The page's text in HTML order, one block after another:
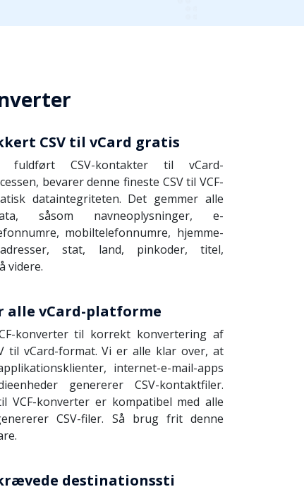
CSV til vCard gratis
CSV-kontakter til vCard-
bevarer denne fineste CSV til VCF-
dataintegriteten. Det gemmer alle
såsom navneoplysninger, e-
mobiltelefonnumre, hjemme-
stat, land, pinkoder, titel,
videre.
alle vCard-platforme
konverter til korrekt konvertering af
til vCard-format. Vi er alle klar over, at
internet-e-mail-apps
genererer CSV-kontaktfiler.
VCF-konverter er kompatibel med alle
CSV-filer. Så brug frit denne
destinationssti